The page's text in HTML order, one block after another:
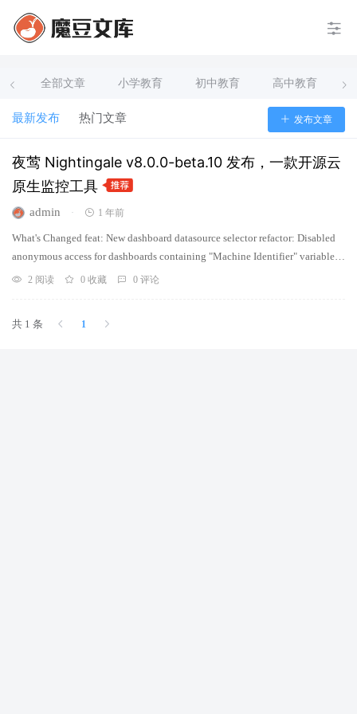
全部文章 小学教育 初中教育 高中教育
最新发布 热门文章 发布文章
夜莺 Nightingale v8.0.0-beta.10 发布，一款开源云
原生监控工具
admin · 1 年前
What's Changed feat: New dashboard datasource selector refactor: Disabled
anonymous access for dashboards containing "Machine Identifier" variables
refactor: Deprecated "Business Group Identifier" va
2 阅读 0 收藏 0 评论
共 1 条 1